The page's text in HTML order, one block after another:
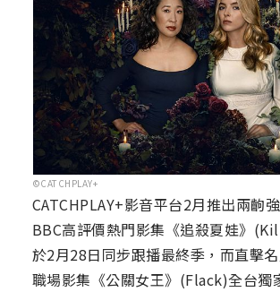
©CATCHPLAY+
CATCHPLAY+影音平台2月推出兩齣
BBC高評價熱門影集《追殺夏娃》
於2月28日同步跟播最終季，而直擊
職場影集《公關女王》(Flack)全台獨